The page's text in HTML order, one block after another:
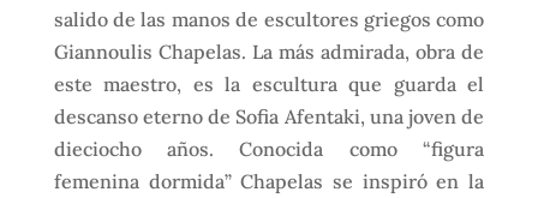
salido de las manos de escultores griegos como
Giannoulis Chapelas. La más admirada, obra de
este maestro, es la escultura que guarda el
descanso eterno de Sofia Afentaki, una joven de
dieciocho años. Conocida como “figura
femenina dormida” Chapelas se inspiró en la